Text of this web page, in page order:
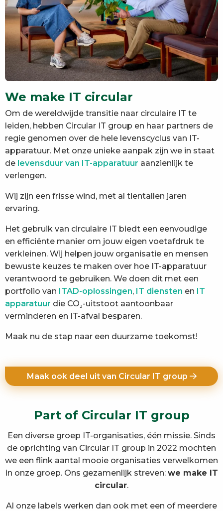
We make IT circular
Om de wereldwijde transitie naar circulaire IT te
leiden, hebben Circular IT group en haar partners de
regie genomen over de hele levenscyclus van IT-
apparatuur. Met onze unieke aanpak zijn we in staat
de levensduur van IT-apparatuur aanzienlijk te
verlengen.
Wij zijn een frisse wind, met al tientallen jaren
ervaring.
Het gebruik van circulaire IT biedt een eenvoudige
en efficiënte manier om jouw eigen voetafdruk te
verkleinen. Wij helpen jouw organisatie en mensen
bewuste keuzes te maken over hoe IT-apparatuur
verantwoord te gebruiken. We doen dit met een
portfolio van ITAD-oplossingen, IT diensten en IT
apparatuur die CO₂-uitstoot aantoonbaar
verminderen en IT-afval besparen.
Maak nu de stap naar een duurzame toekomst!
Maak ook deel uit van Circular IT group
Part of Circular IT group
Een diverse groep IT-organisaties, één missie. Sinds
de oprichting van Circular IT group in 2022 mochten
we een flink aantal mooie organisaties verwelkomen
in onze groep. Ons gezamenlijk streven: we make IT
circular.
Al onze labels werken dan ook met een of meerdere